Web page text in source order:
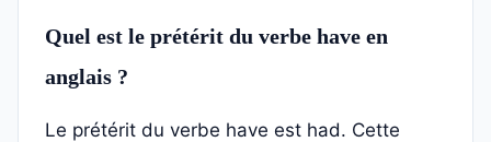
Quel est le prétérit du verbe have en
anglais ?
Le prétérit du verbe have est had. Cette